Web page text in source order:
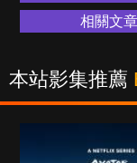
相關文章
本站影集推薦